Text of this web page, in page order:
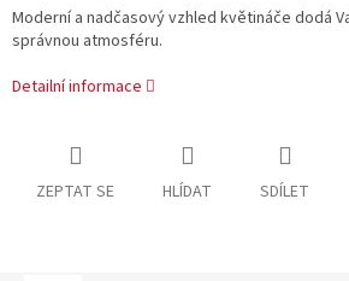
Moderní a nadčasový vzhled květináče dodá
správnou atmosféru.
Detailní informace
ZEPTAT SE HLÍDAT SDÍLET